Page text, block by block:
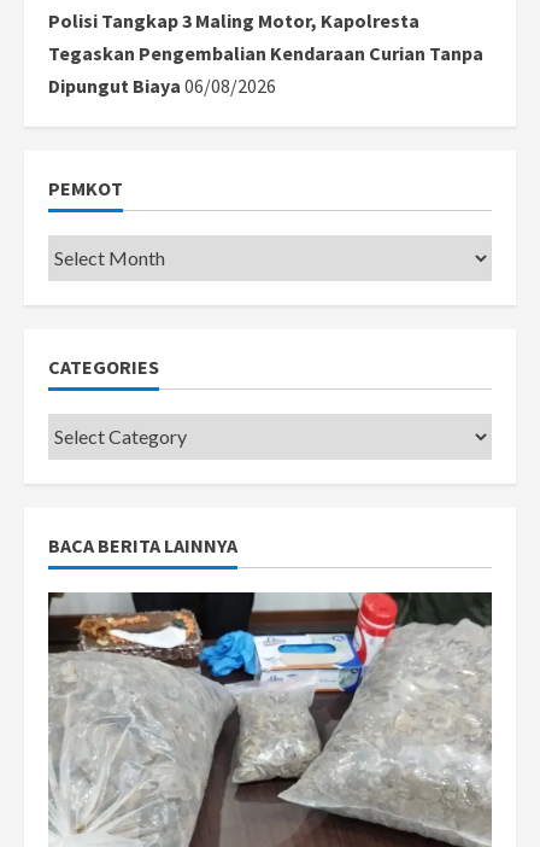
Polisi Tangkap 3 Maling Motor, Kapolresta
Tegaskan Pengembalian Kendaraan Curian Tanpa
Dipungut Biaya 06/08/2026
PEMKOT
Pemkot
CATEGORIES
Categories
BACA BERITA LAINNYA